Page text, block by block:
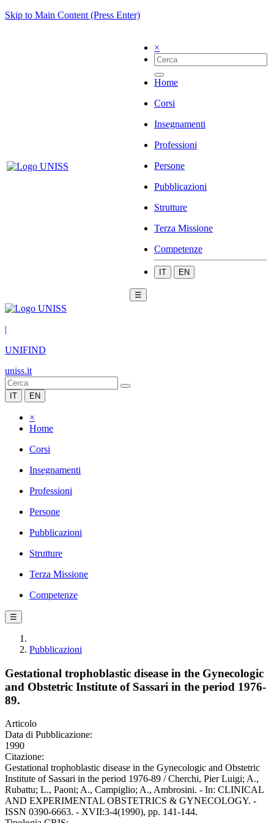
Skip to Main Content (Press Enter)
×
Home
Corsi
Insegnamenti
Professioni
Persone
Pubblicazioni
Strutture
Terza Missione
Competenze
IT EN
☰
|
UNIFIND
uniss.it
IT EN
×
Home
Corsi
Insegnamenti
Professioni
Persone
Pubblicazioni
Strutture
Terza Missione
Competenze
☰
Pubblicazioni
Gestational trophoblastic disease in the Gynecologic
and Obstetric Institute of Sassari in the period 1976-
89.
Articolo
Data di Pubblicazione:
1990
Citazione:
Gestational trophoblastic disease in the Gynecologic and Obstetric
Institute of Sassari in the period 1976-89 / Cherchi, Pier Luigi; A.,
Rubattu; L., Paoni; A., Campiglio; A., Ambrosini. - In: CLINICAL
AND EXPERIMENTAL OBSTETRICS & GYNECOLOGY. -
ISSN 0390-6663. - XVII:3-4(1990), pp. 141-144.